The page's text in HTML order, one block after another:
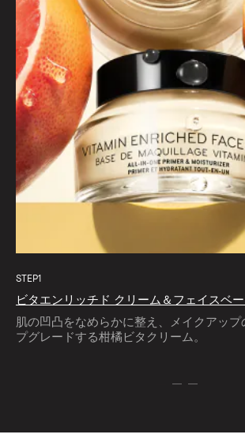
STEP1
ビタエンリッチド クリーム＆フェイスベ
肌の凹凸をなめらかに整え、メイクアップ
プグレードする柑橘ビタクリーム。